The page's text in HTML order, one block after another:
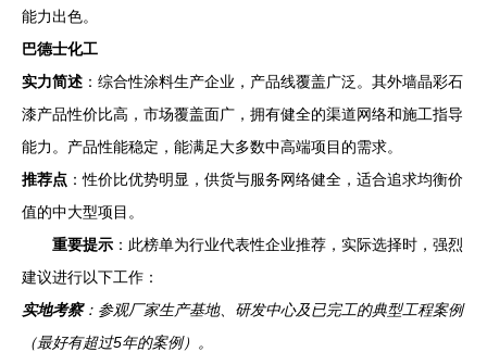
能力出色。
巴德士化工
实力简述 ：综合性涂料生产企业，产品线覆盖广泛。其外墙晶彩石
漆产品性价比高，市场覆盖面广，拥有健全的渠道网络和施工指导
能力。产品性能稳定，能满足大多数中高端项目的需求。
推荐点 ：性价比优势明显，供货与服务网络健全，适合追求均衡价
值的中大型项目。
重要提示 ：此榜单为行业代表性企业推荐，实际选择时，强烈
建议进行以下工作：
实地考察：参观厂家生产基地、研发中心及已完工的典型工程案例
（最好有超过5年的案例）。